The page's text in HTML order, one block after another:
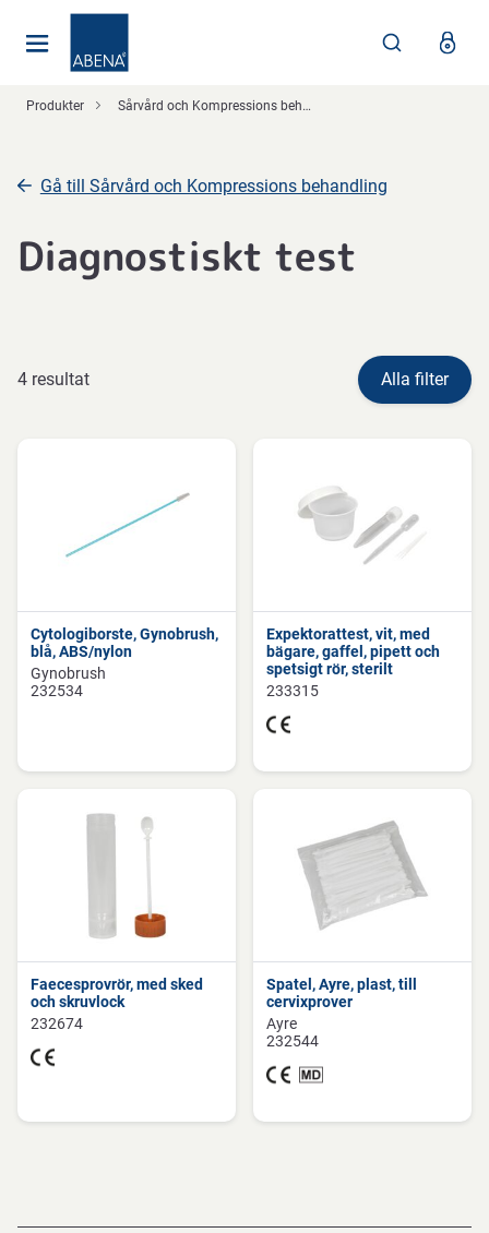
Produkter Sårvård och Kompressions behandling
Gå till Sårvård och Kompressions behandling
Diagnostiskt test
4 resultat Alla filter
Cytologiborste, Gynobrush,
blå, ABS/nylon
Gynobrush
232534
Expektorattest, vit, med
bägare, gaffel, pipett och
spetsigt rör, sterilt
233315
Faecesprovrör, med sked
och skruvlock
232674
Spatel, Ayre, plast, till
cervixprover
Ayre
232544